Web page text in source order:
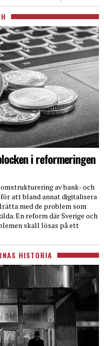
i reformeringen
av bank- och
att bland annat digitalisera
med de problem som
En reform där Sverige och
skall lösas på ett
HISTORIA